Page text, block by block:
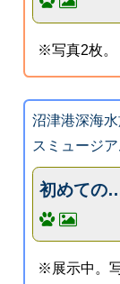
※写真2枚。
沼津港深海
スミュージ
初めての
※展示中。